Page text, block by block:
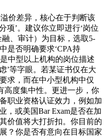
价差异，核心在于判断该
项’。建议你立即进行‘岗位
、审计）为目标，选取5-
是否明确要求‘CPA持
是中型以上机构的岗位描述
’等字眼。若某证书仅在大
求，而在中小型机构中仅
高度集中性。更进一步，你
职业资格认证效力，例如加
，或美国Bar Exam是否在加
价值将大打折扣。你目前的
？你是否有意向在目标国家